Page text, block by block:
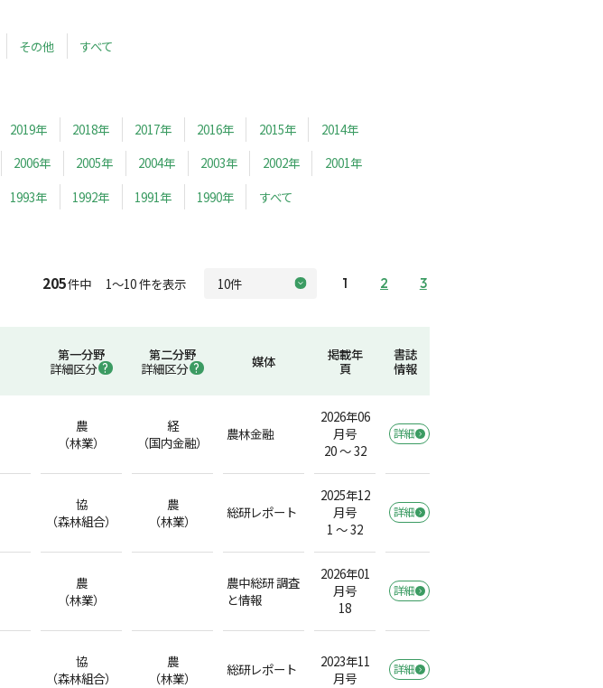
その他 すべて
2019年 2018年 2017年 2016年 2015年
2014年
2006年 2005年 2004年 2003年 2002年
2001年
1993年 1992年 1991年 1990年 すべて
205件中 1～10 件を表示 1 2 3
第一分野
詳細区分
第二分野
詳細区分
媒体
掲載年
頁
書誌
情報
農
（林業）
経
（国内金融）
農林金融
2026年06
月号
20 ～ 32
詳細
協
（森林組合）
農
（林業）
総研レポート
2025年12
月号
1 ～ 32
詳細
農
（林業）
農中総研 調査
と情報
2026年01
月号
18
詳細
協
（森林組合）
農
（林業）
総研レポート
2023年11
月号
詳細